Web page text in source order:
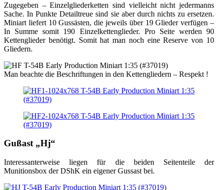
Zugegeben – Einzelgliederketten sind vielleicht nicht jedermanns
Sache. In Punkte Detailtreue sind sie aber durch nichts zu ersetzen.
Miniart liefert 10 Gussästen, die jeweils über 19 Glieder verfügen –
In Summe somit 190 Einzelkettenglieder. Pro Seite werden 90
Kettenglieder benötigt. Somit hat man noch eine Reserve von 10
Gliedern.
Man beachte die Beschriftungen in den Kettengliedern – Respekt !
Gußast „Hj“
Interessanterweise liegen für die beiden Seitenteile der
Munitionsbox der DShK ein eigener Gussast bei.